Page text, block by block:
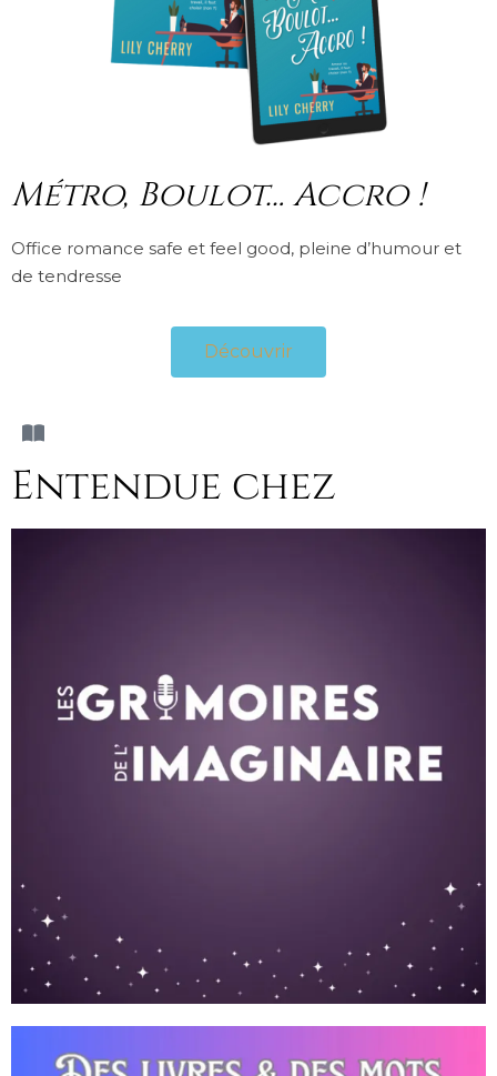
Métro, Boulot… Accro !
Office romance safe et feel good, pleine d’humour et
de tendresse
Découvrir
Entendue chez